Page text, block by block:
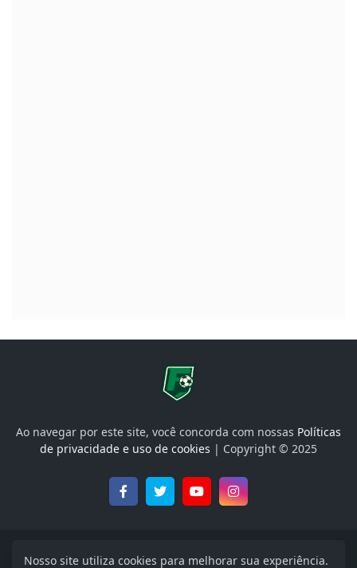
Ao navegar por este site, você concorda com nossas Políticas
de privacidade e uso de cookies | Copyright © 2025
Onde Assistir, Libertadores, Brasileirão e muito mais
Nosso site utiliza cookies para melhorar sua experiência.